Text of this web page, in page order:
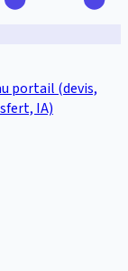
portail (devis,
IA)